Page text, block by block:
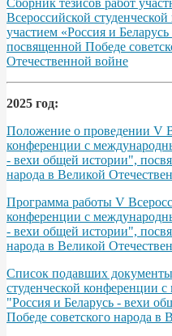
Всероссийской
участием «Россия и
посвященной Победе
Отечественной войне
2025 год:
Положение о проведении V
конференции с
- вехи общей истории",
народа в Великой
Программа работы V
конференции с
- вехи общей истории",
народа в Великой
Список подавших
студенческой конференции
"Россия и Беларусь - вехи
Победе советского народа в